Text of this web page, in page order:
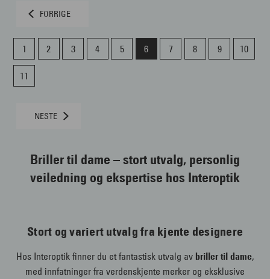
FORRIGE
1 2 3 4 5 6 7 8 9 10
11
NESTE
Briller til dame – stort utvalg, personlig
veiledning og ekspertise hos Interoptik
Stort og variert utvalg fra kjente designere
Hos Interoptik finner du et fantastisk utvalg av briller til dame,
med innfatninger fra verdenskjente merker og eksklusive